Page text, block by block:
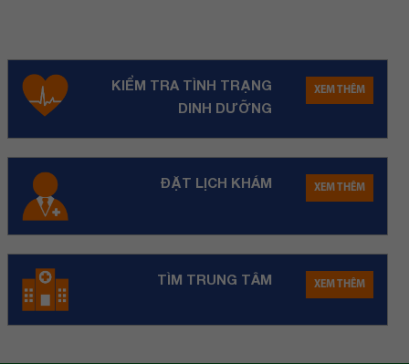
KIỂM TRA TÌNH TRẠNG
DINH DƯỠNG
XEM THÊM
ĐẶT LỊCH KHÁM XEM THÊM
TÌM TRUNG TÂM XEM THÊM